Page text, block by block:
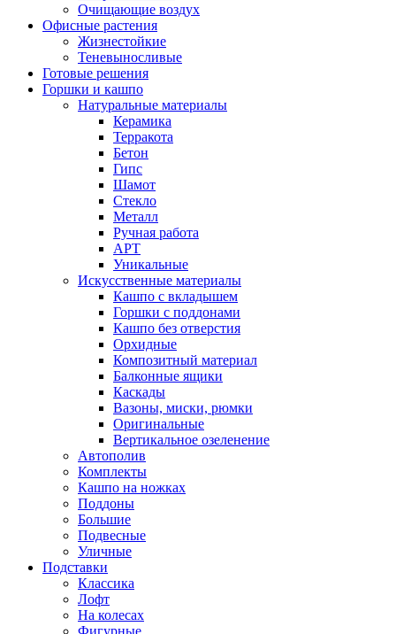
Очищающие воздух
Офисные растения
Жизнестойкие
Теневыносливые
Готовые решения
Горшки и кашпо
Натуральные материалы
Керамика
Терракота
Бетон
Гипс
Шамот
Стекло
Металл
Ручная работа
АРТ
Уникальные
Искусственные материалы
Кашпо с вкладышем
Горшки с поддонами
Кашпо без отверстия
Орхидные
Композитный материал
Балконные ящики
Каскады
Вазоны, миски, рюмки
Оригинальные
Вертикальное озеленение
Автополив
Комплекты
Кашпо на ножках
Поддоны
Большие
Подвесные
Уличные
Подставки
Классика
Лофт
На колесах
Фигурные